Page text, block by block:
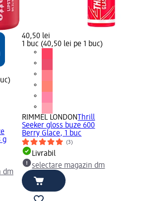
g
dm
40,50 lei
1 buc (40,50 lei pe 1 buc)
RIMMEL LONDON
Thrill
Seeker gloss buze 600
Berry Glace, 1 buc
(3)
Livrabil
selectare magazin dm